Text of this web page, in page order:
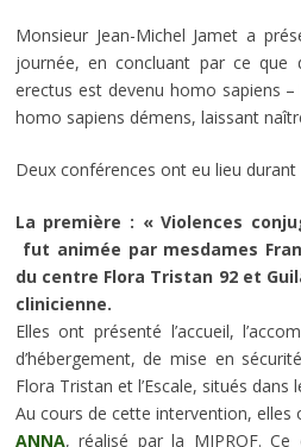
Monsieur Jean-Michel Jamet a
journée, en concluant par ce que
erectus est devenu homo sapiens
homo sapiens démens, laissant
Deux conférences ont eu lieu durant
La première : « Violences
fut animée par mesdames
du centre Flora Tristan 92 et
clinicienne.
Elles ont présenté l’accueil,
d’hébergement, de mise en
Flora Tristan et l’Escale, situés dans
Au cours de cette intervention,
ANNA, réalisé par la MIPROF.